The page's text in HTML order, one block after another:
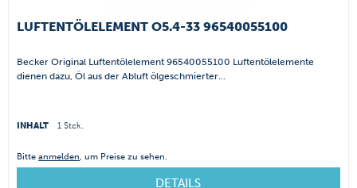
LUFTENTÖLELEMENT O5.4-33 96540055100
Becker Original Luftentölelement 96540055100 Luftentölelemente
dienen dazu, Öl aus der Abluft ölgeschmierter...
INHALT 1 Stck.
Bitteanmelden, um Preise zu sehen.
DETAILS